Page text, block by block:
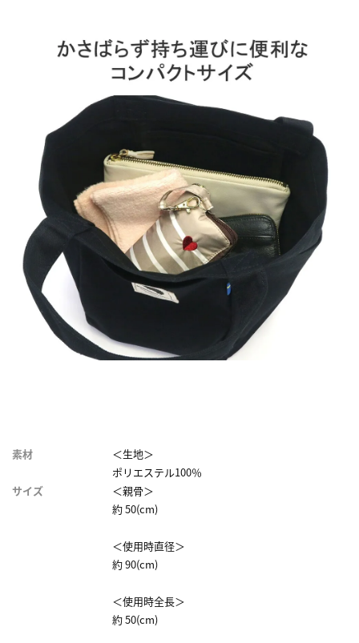
素材
＜生地＞
ポリエステル100％
サイズ
＜親骨＞
約 50(cm)
＜使用時直径＞
約 90(cm)
＜使用時全長＞
約 50(cm)